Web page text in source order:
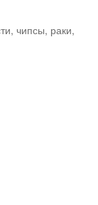
чипсы, раки,